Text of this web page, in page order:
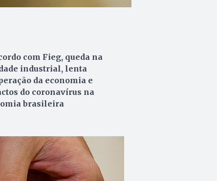
com Fieg, queda na
industrial, lenta
da economia e
do coronavírus na
brasileira